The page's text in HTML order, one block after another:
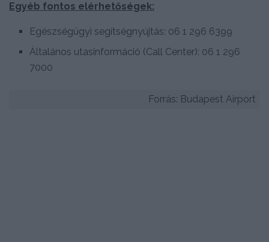
Egyéb fontos elérhetőségek:
Egészségügyi segítségnyújtás: 06 1 296 6399
Általános utasinformáció (Call Center): 06 1 296
7000
Forrás: Budapest Airport